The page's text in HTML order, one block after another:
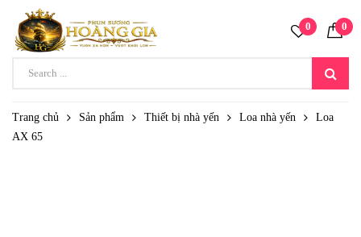
0 0
Trang chủ Sản phẩm Thiết bị nhà yến Loa nhà yến
Loa
AX 65